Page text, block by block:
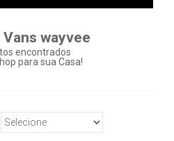
wayvee
encontrados
para sua Casa!